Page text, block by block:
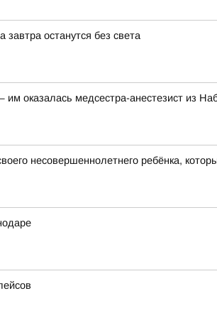
останутся без света
оказалась медсестра-анестезист из
несовершеннолетнего ребёнка,